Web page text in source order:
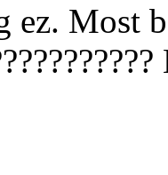
ez. Most